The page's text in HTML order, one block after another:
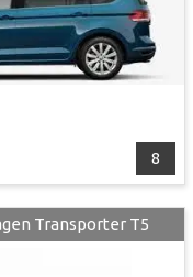
8
Transporter T5